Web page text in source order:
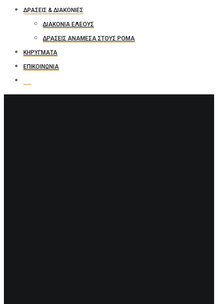
ΔΡΆΣΕΙΣ & ΔΙΑΚΟΝΊΕΣ
ΔΙΑΚΟΝΊΑ ΕΛΈΟΥΣ
ΔΡΆΣΕΙΣ ΑΝΆΜΕΣΑ ΣΤΟΥΣ ΡΟΜΆ
ΚΗΡΎΓΜΑΤΑ
ΕΠΙΚΟΙΝΩΝΊΑ